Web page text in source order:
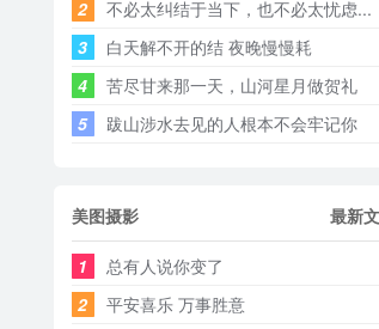
2
不必太纠结于当下，也不必太忧虑...
3
白天解不开的结 夜晚慢慢耗 ​​​
4
苦尽甘来那一天，山河星月做贺礼
5
跋山涉水去见的人根本不会牢记你
美图摄影 最新
1
总有人说你变了
2
平安喜乐 万事胜意